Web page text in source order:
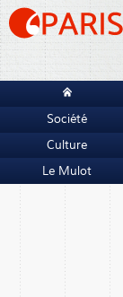
Société
Culture
Le Mulot